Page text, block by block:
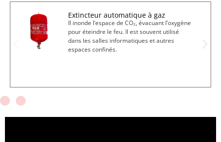
Extincteur automatique à gaz
Il inonde l’espace de CO₂, évacuant l’oxygène
pour éteindre le feu. Il est souvent utilisé
dans les salles informatiques et autres
espaces confinés.